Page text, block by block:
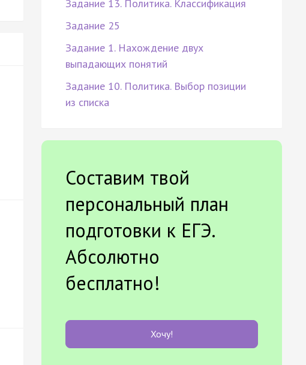
Задание 13. Политика. Классификация
Задание 25
Задание 1. Нахождение двух
выпадающих понятий
Задание 10. Политика. Выбор позиции
из списка
Составим твой
персональный план
подготовки к ЕГЭ.
Абсолютно
бесплатно!
Хочу!